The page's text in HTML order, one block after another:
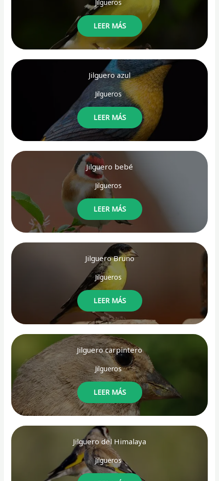
Jilgueros
LEER MÁS
Jilguero azul
Jilgueros
LEER MÁS
Jilguero bebé
Jilgueros
LEER MÁS
Jilguero Bruno
Jilgueros
LEER MÁS
Jilguero carpintero
Jilgueros
LEER MÁS
Jilguero del Himalaya
Jilgueros